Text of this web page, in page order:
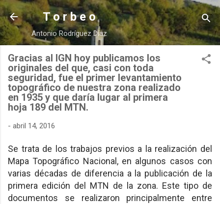
Ir al contenido principal
T o r b e o
Antonio Rodríguez Díaz
Gracias al IGN hoy publicamos los
originales del que, casi con toda
seguridad, fue el primer levantamiento
topográfico de nuestra zona realizado
en 1935 y que daría lugar al primera
hoja 189 del MTN.
- abril 14, 2016
Se trata de los trabajos previos a la realización del
Mapa Topográfico Nacional, en algunos casos con
varias décadas de diferencia a la publicación de la
primera edición del MTN de la zona. Este tipo de
documentos se realizaron principalmente entre